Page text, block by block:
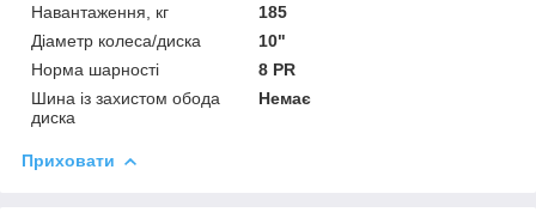
Навантаження, кг
185
Діаметр колеса/диска
10"
Норма шарності
8 PR
Шина із захистом обода
диска
Немає
Приховати